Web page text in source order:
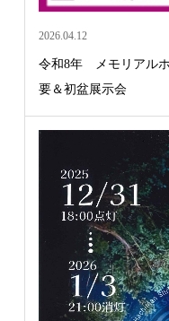
2026.04.12
令和8年 メモリアル
要＆初盆展示会